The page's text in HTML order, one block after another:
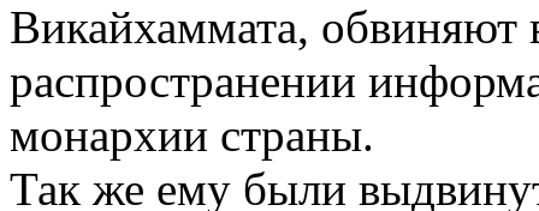
Викайхаммата, обвиняют
распространении
монархии страны.
Так же ему были